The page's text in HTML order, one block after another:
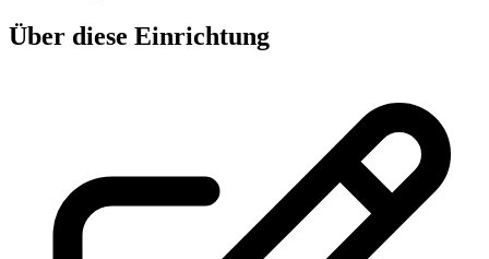
Über diese Einrichtung